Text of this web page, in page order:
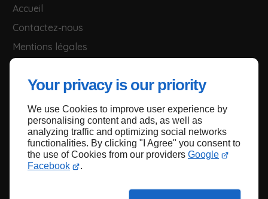
Your privacy is our priority
We use Cookies to improve user experience by
personalising content and ads, as well as
analyzing traffic and optimizing social networks
functionalities. By clicking "I Agree" you consent to
the use of Cookies from our providers Google
Facebook
.
Accueil
Contactez-nous
Mentions légales
Haut de page